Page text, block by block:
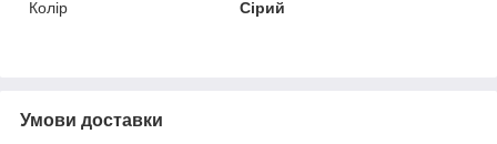
Колір
Сірий
Умови доставки